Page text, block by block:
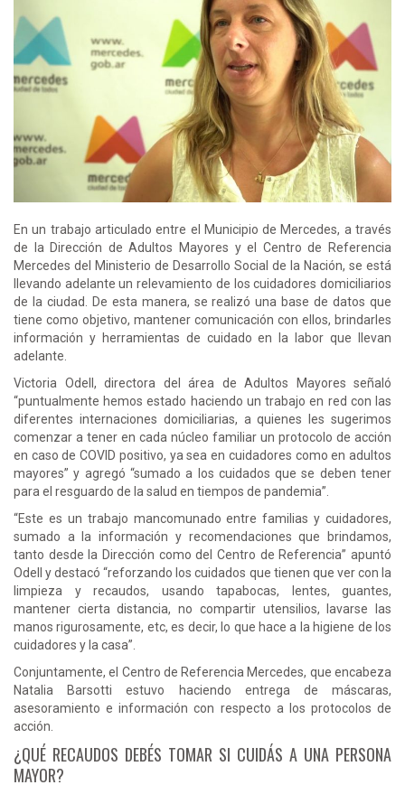
En un trabajo articulado entre el Municipio de Mercedes, a través
de la Dirección de Adultos Mayores y el Centro de Referencia
Mercedes del Ministerio de Desarrollo Social de la Nación, se está
llevando adelante un relevamiento de los cuidadores domiciliarios
de la ciudad. De esta manera, se realizó una base de datos que
tiene como objetivo, mantener comunicación con ellos, brindarles
información y herramientas de cuidado en la labor que llevan
adelante.
Victoria Odell, directora del área de Adultos Mayores señaló
“puntualmente hemos estado haciendo un trabajo en red con las
diferentes internaciones domiciliarias, a quienes les sugerimos
comenzar a tener en cada núcleo familiar un protocolo de acción
en caso de COVID positivo, ya sea en cuidadores como en adultos
mayores” y agregó “sumado a los cuidados que se deben tener
para el resguardo de la salud en tiempos de pandemia”.
“Este es un trabajo mancomunado entre familias y cuidadores,
sumado a la información y recomendaciones que brindamos,
tanto desde la Dirección como del Centro de Referencia” apuntó
Odell y destacó “reforzando los cuidados que tienen que ver con la
limpieza y recaudos, usando tapabocas, lentes, guantes,
mantener cierta distancia, no compartir utensilios, lavarse las
manos rigurosamente, etc, es decir, lo que hace a la higiene de los
cuidadores y la casa”.
Conjuntamente, el Centro de Referencia Mercedes, que encabeza
Natalia Barsotti estuvo haciendo entrega de máscaras,
asesoramiento e información con respecto a los protocolos de
acción.
¿QUÉ RECAUDOS DEBÉS TOMAR SI CUIDÁS A UNA PERSONA
MAYOR?